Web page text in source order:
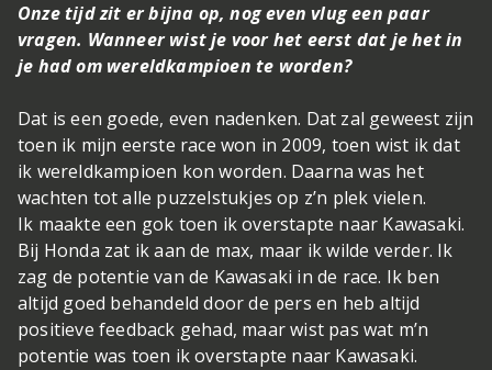
Onze tijd zit er bijna op, nog even vlug een paar
vragen. Wanneer wist je voor het eerst dat je het in
je had om wereldkampioen te worden?
Dat is een goede, even nadenken. Dat zal geweest zijn
toen ik mijn eerste race won in 2009, toen wist ik dat
ik wereldkampioen kon worden. Daarna was het
wachten tot alle puzzelstukjes op z’n plek vielen.
Ik maakte een gok toen ik overstapte naar Kawasaki.
Bij Honda zat ik aan de max, maar ik wilde verder. Ik
zag de potentie van de Kawasaki in de race. Ik ben
altijd goed behandeld door de pers en heb altijd
positieve feedback gehad, maar wist pas wat m’n
potentie was toen ik overstapte naar Kawasaki.